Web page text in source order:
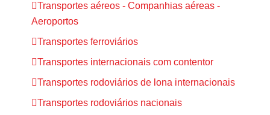
Transportes aéreos - Companhias aéreas -
Aeroportos
Transportes ferroviários
Transportes internacionais com contentor
Transportes rodoviários de lona internacionais
Transportes rodoviários nacionais